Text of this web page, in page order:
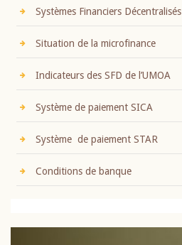
Systèmes Financiers Décentralisés
Situation de la microfinance
Indicateurs des SFD de l’UMOA
Système de paiement SICA
Système de paiement STAR
Conditions de banque